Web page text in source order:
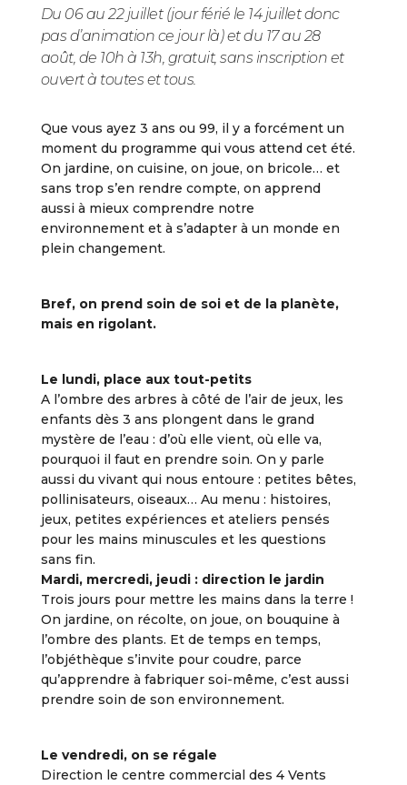
Du 06 au 22 juillet (jour férié le 14 juillet donc
pas d’animation ce jour là) et du 17 au 28
août, de 10h à 13h, gratuit, sans inscription et
ouvert à toutes et tous.
Que vous ayez 3 ans ou 99, il y a forcément un
moment du programme qui vous attend cet été.
On jardine, on cuisine, on joue, on bricole… et
sans trop s’en rendre compte, on apprend
aussi à mieux comprendre notre
environnement et à s’adapter à un monde en
plein changement.
Bref, on prend soin de soi et de la planète,
mais en rigolant.
Le lundi, place aux tout-petits
A l’ombre des arbres à côté de l’air de jeux, les
enfants dès 3 ans plongent dans le grand
mystère de l’eau : d’où elle vient, où elle va,
pourquoi il faut en prendre soin. On y parle
aussi du vivant qui nous entoure : petites bêtes,
pollinisateurs, oiseaux… Au menu : histoires,
jeux, petites expériences et ateliers pensés
pour les mains minuscules et les questions
sans fin.
Mardi, mercredi, jeudi : direction le jardin
Trois jours pour mettre les mains dans la terre !
On jardine, on récolte, on joue, on bouquine à
l’ombre des plants. Et de temps en temps,
l’objéthèque s’invite pour coudre, parce
qu’apprendre à fabriquer soi-même, c’est aussi
prendre soin de son environnement.
Le vendredi, on se régale
Direction le centre commercial des 4 Vents